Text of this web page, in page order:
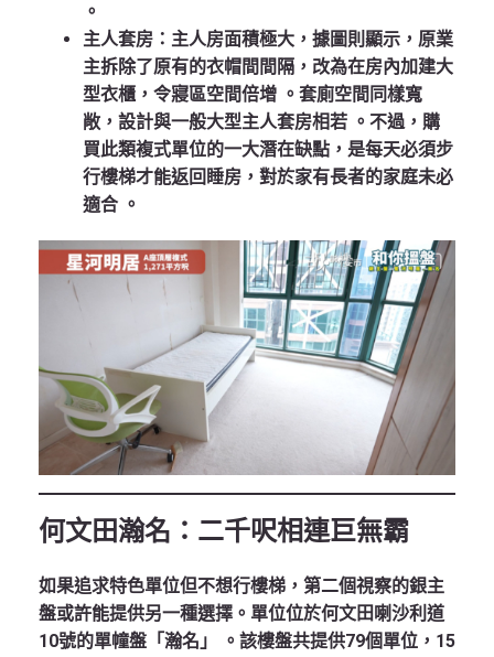
。
主人套房 ：主人房面積極大，據圖則顯示，原業
主拆除了原有的衣帽間間隔，改為在房內加建大
型衣櫃，令寢區空間倍增 。套廁空間同樣寬
敞，設計與一般大型主人套房相若 。不過，購
買此類複式單位的一大潛在缺點，是每天必須步
行樓梯才能返回睡房，對於家有長者的家庭未必
適合 。
何文田瀚名：二千呎相連巨無霸
如果追求特色單位但不想行樓梯，第二個視察的銀主
盤或許能提供另一種選擇。單位位於何文田喇沙利道
10號的單幢盤「瀚名」
。該樓盤共提供79個單位，15